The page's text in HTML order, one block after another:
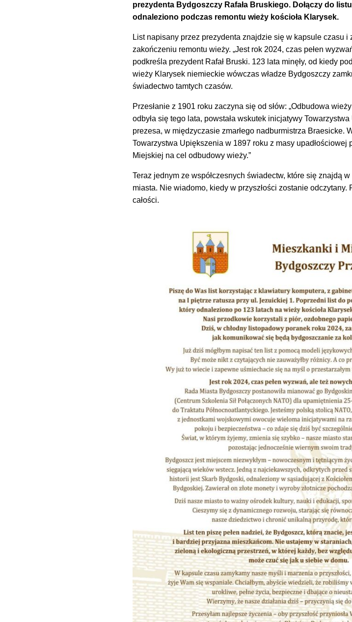
prezydenta Bydgoszczy Rafała Bruskiego. Dołączy do
odnaleziono podczas remontu wieży kościoła Klarysek.
List napisany przez prezydenta znajdzie się w kapsule czasu i
zakończeniu remontu wieży. „Jest rok 2024, czas pełen
podkreśla prezydent Rafał Bruski. 123 lata minęły, od kiedy
wieży Klarysek niemieckie wówczas władze Bydgoszczy
świadectwo tamtych czasów.
Przesłanie z 1901 roku zaczyna się od słów: „Odbudowa
odbyła się tego lata, powstała wskutek inicjatywy
prezesa, w międzyczasie zmarłego nadburmistrza Braesicke.
Towarzystwa Upiększenia w 1897 roku z masy upadłościowej
Miejskiej na cel odbudowy wieży.”
Teraz jednym ze współczesnych świadectw, które się znajdą
miasta. Nie wiadomo, kiedy w przyszłości zostanie odczytany.
całości.